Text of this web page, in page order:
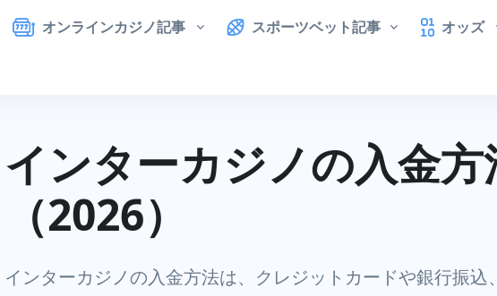
オンラインカジノ記事 スポーツベット記事 オッズ
インターカジノの入金
（2026）
インターカジノの入金方法は、クレジットカードや銀行振